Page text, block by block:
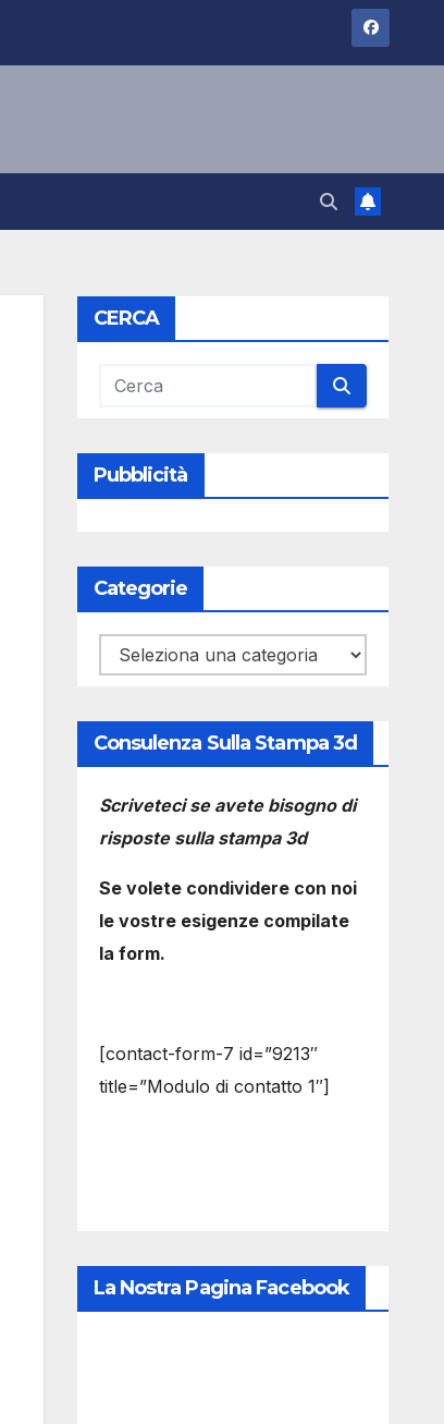
CERCA
Pubblicità
Categorie
Categorie
Consulenza Sulla Stampa 3d
Scriveteci se avete bisogno di
risposte sulla stampa 3d
Se volete condividere con noi
le vostre esigenze compilate
la form.
[contact-form-7 id=”9213″
title=”Modulo di contatto 1″]
La Nostra Pagina Facebook